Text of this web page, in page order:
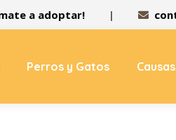
a adoptar! |
Perros y Gatos Causas